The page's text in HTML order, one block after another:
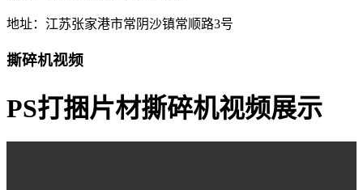
地址：江苏张家港市常阴沙镇常顺路3号
撕碎机视频
PS打捆片材撕碎机视频展示